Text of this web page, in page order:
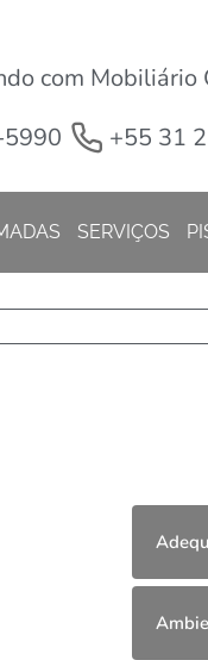
com Mobiliário
+55 31
SERVIÇOS